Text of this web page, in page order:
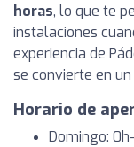
horas, lo que te
instalaciones
experiencia de
se convierte en
Horario de
Domingo: